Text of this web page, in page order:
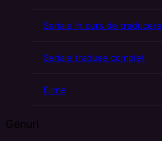
Seriale în curs de traducere
Seriale traduse complet
Filme
Genuri